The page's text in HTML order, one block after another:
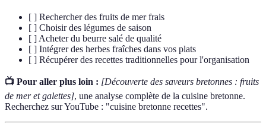
[ ] Rechercher des fruits de mer frais
[ ] Choisir des légumes de saison
[ ] Acheter du beurre salé de qualité
[ ] Intégrer des herbes fraîches dans vos plats
[ ] Récupérer des recettes traditionnelles pour l'organisation
📺 Pour aller plus loin : [Découverte des saveurs bretonnes : fruits
de mer et galettes], une analyse complète de la cuisine bretonne.
Recherchez sur YouTube : "cuisine bretonne recettes".